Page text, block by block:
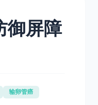
御屏障
输卵管癌